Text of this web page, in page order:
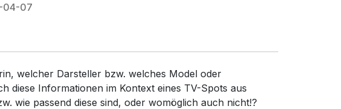
04-07
welcher Darsteller bzw. welches Model oder
diese Informationen im Kontext eines TV-Spots aus
wie passend diese sind, oder womöglich auch nicht!?